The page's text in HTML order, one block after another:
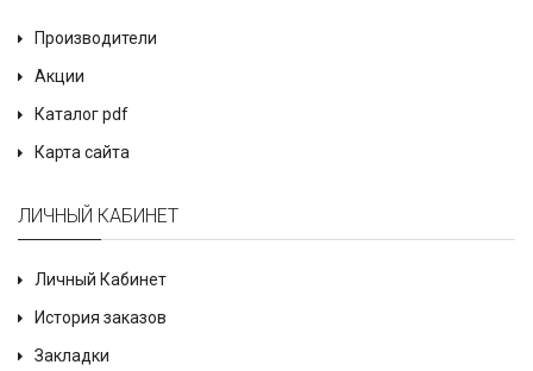
Производители
Акции
Каталог pdf
Карта сайта
ЛИЧНЫЙ КАБИНЕТ
Личный Кабинет
История заказов
Закладки